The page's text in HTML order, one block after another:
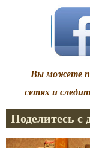
Вы можете
сетях и
Поделитесь с